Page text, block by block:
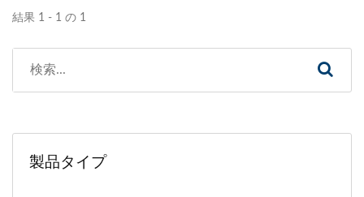
結果 1 - 1 の 1
製品タイプ